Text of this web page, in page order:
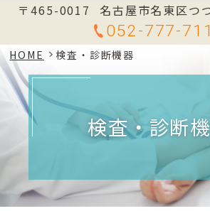
〒465-0017 名古屋市名東区つ
052-777-
HOME 検査・診断機器
検査・診断